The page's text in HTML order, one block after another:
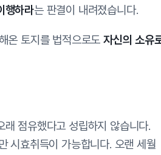
행하라는 판결이 내려졌습니다.
온 토지를 법적으로도자신의 소유
래 점유했다고 성립하지 않습니다.
시효취득이 가능합니다. 오랜 세월